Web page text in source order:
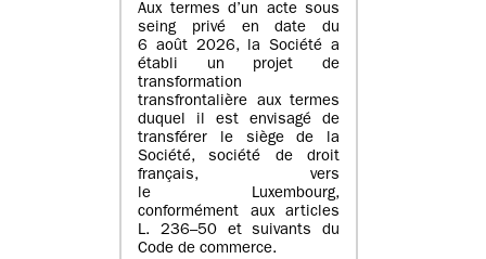
Aux termes d’un acte sous
seing privé en date du
6 août 2026, la Société a
établi un projet de
transformation
transfrontalière aux termes
duquel il est envisagé de
transférer le siège de la
Société, société de droit
français, vers
le Luxembourg,
conformément aux articles
L. 236–50 et suivants du
Code de commerce.